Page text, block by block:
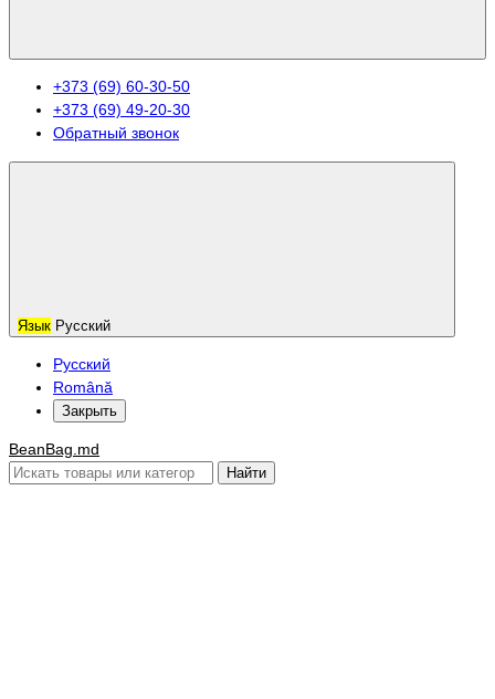
+373 (69) 60-30-50
+373 (69) 49-20-30
Обратный звонок
Язык Русский
Русский
Română
Закрыть
BeanBag.md
Найти